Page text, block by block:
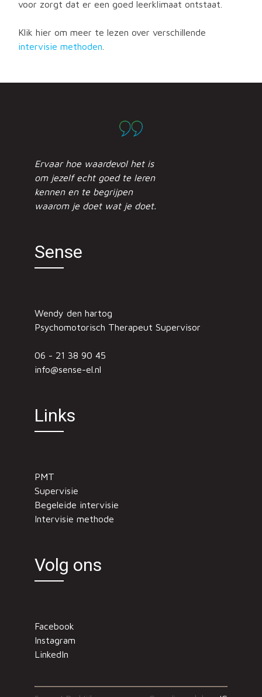
voor zorgt dat er een goed leerklimaat ontstaat.
Klik hier om meer te lezen over verschillende
intervisie methoden
Ervaar hoe waardevol het is
om jezelf echt goed te leren
kennen en te begrijpen
waarom je doet wat je doet.
Sense
Wendy den hartog
Psychomotorisch Therapeut Supervisor
06 - 21 38 90 45
info@sense-el.nl
Links
PMT
Supervisie
Begeleide intervisie
Intervisie methode
Volg ons
Facebook
Instagram
LinkedIn